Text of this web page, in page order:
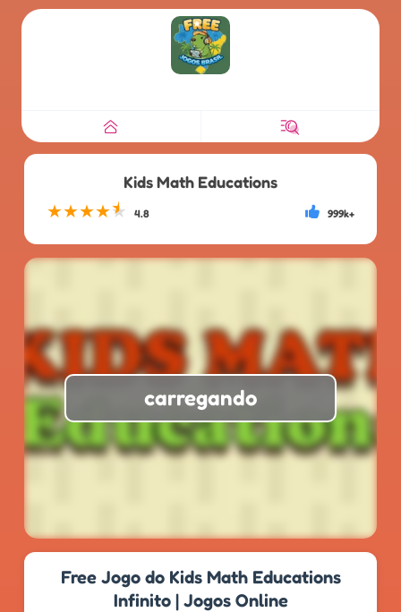
Kids Math Educations
★★★★★ 4.8 999k+
carregando
Free Jogo do Kids Math Educations
Infinito | Jogos Online